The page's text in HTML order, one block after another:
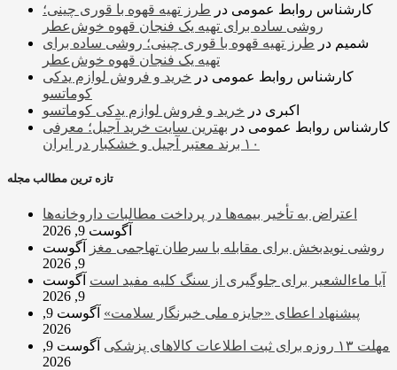
کارشناس روابط عمومی در طرز تهیه قهوه با قوری چینی؛
روشی ساده برای تهیه یک فنجان قهوه خوش‌عطر
شمیم در طرز تهیه قهوه با قوری چینی؛ روشی ساده برای
تهیه یک فنجان قهوه خوش‌عطر
کارشناس روابط عمومی در خرید و فروش لوازم یدکی
کوماتسو
اکبری در خرید و فروش لوازم یدکی کوماتسو
کارشناس روابط عمومی در بهترین سایت خرید آجیل؛ معرفی
۱۰ برند معتبر آجیل و خشکبار در ایران
تازه ترین مطالب مجله
اعتراض به تأخیر بیمه‌ها در پرداخت مطالبات داروخانه‌ها
آگوست 9, 2026
روشی نویدبخش برای مقابله با سرطان تهاجمی مغز
آگوست
9, 2026
آیا ماءالشعیر برای جلوگیری از سنگ کلیه مفید است آگوست
9, 2026
پیشنهاد اعطای «جایزه ملی خبرنگار سلامت»
آگوست 9,
2026
مهلت ۱۳ روزه برای ثبت اطلاعات کالاهای پزشکی
آگوست 9,
2026